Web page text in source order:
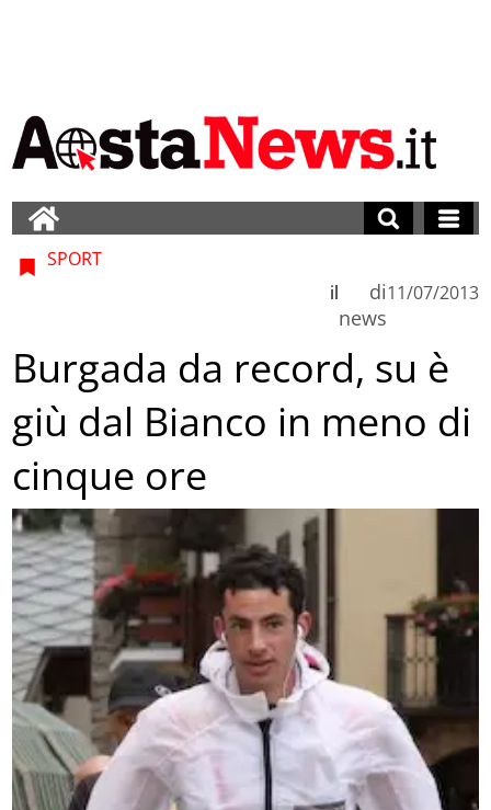
SPORT
di
news
il 11/07/2013
Burgada da record, su è
giù dal Bianco in meno di
cinque ore